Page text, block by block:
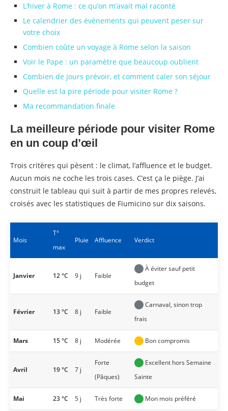
L’hiver à Rome : ce qu’on m’avait mal raconté
Le calendrier des événements qui peuvent peser sur
votre choix
Combien coûte un voyage à Rome selon la saison
Voir le Pape : un paramètre que beaucoup oublient
Combien de jours prévoir, et comment caler son séjour
Quelle est la pire période pour visiter Rome ?
Ma recommandation finale
La meilleure période pour visiter Rome
en un coup d’œil
Trois critères qui pèsent : le climat, l’affluence et le budget.
Aucun mois ne coche les trois cases. C’est ça le piège. J’ai
construit le tableau qui suit à partir de mes propres relevés,
croisés avec les statistiques de Fiumicino sur dix saisons.
Mois
T°
max
Pluie Affluence Verdict
Janvier 12 °C 9 j Faible
À éviter sauf petit
budget
Février 13 °C 8 j Faible
Carnaval, sinon trop
frais
Mars 15 °C 8 j Modérée Bon compromis
Avril 19 °C 7 j
Forte
(Pâques)
Excellent hors Semaine
Sainte
Mai 23 °C 5 j Très forte Mon mois préféré